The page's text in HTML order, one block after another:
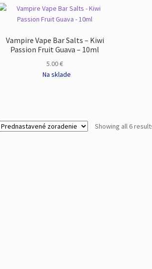
Vampire Vape Bar Salts – Kiwi
Passion Fruit Guava – 10ml
5.00€
Na sklade
Showing all 6